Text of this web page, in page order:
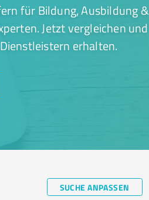
für Bildung, Ausbildung &
Jetzt vergleichen und
erhalten.
SUCHE ANPASSEN